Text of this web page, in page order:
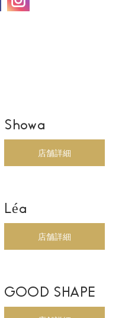
Showa
店舗詳細
Léa
店舗詳細
GOOD SHAPE